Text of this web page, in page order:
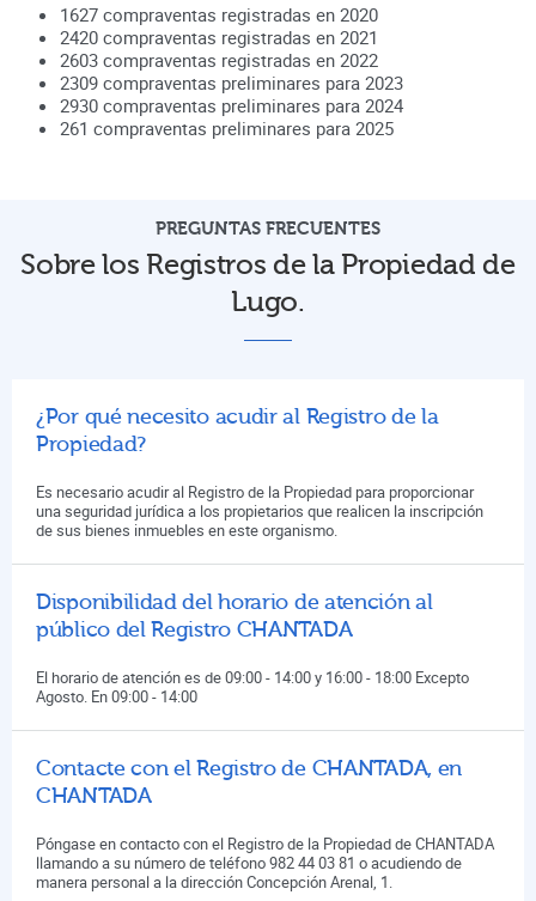
1627 compraventas registradas en 2020
2420 compraventas registradas en 2021
2603 compraventas registradas en 2022
2309 compraventas preliminares para 2023
2930 compraventas preliminares para 2024
261 compraventas preliminares para 2025
PREGUNTAS FRECUENTES
Sobre los Registros de la Propiedad de
Lugo.
¿Por qué necesito acudir al Registro de la
Propiedad?
Es necesario acudir al Registro de la Propiedad para proporcionar
una seguridad jurídica a los propietarios que realicen la inscripción
de sus bienes inmuebles en este organismo.
Disponibilidad del horario de atención al
público del Registro CHANTADA
El horario de atención es de 09:00 - 14:00 y 16:00 - 18:00 Excepto
Agosto. En 09:00 - 14:00
Contacte con el Registro de CHANTADA, en
CHANTADA
Póngase en contacto con el Registro de la Propiedad de CHANTADA
llamando a su número de teléfono 982 44 03 81 o acudiendo de
manera personal a la dirección Concepción Arenal, 1.